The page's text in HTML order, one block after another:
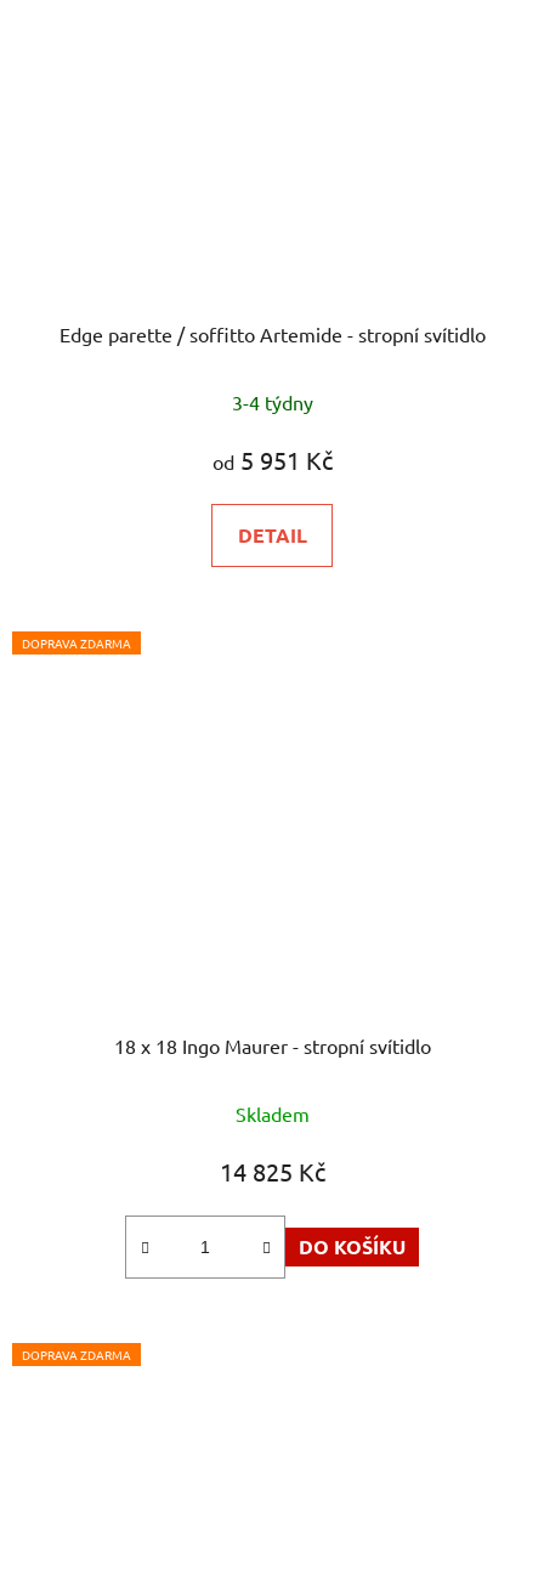
Edge parette / soffitto Artemide - stropní svítidlo
3-4 týdny
od5 951 Kč
DETAIL
DOPRAVA ZDARMA
18 x 18 Ingo Maurer - stropní svítidlo
Skladem
14 825 Kč
DO KOŠÍKU
DOPRAVA ZDARMA